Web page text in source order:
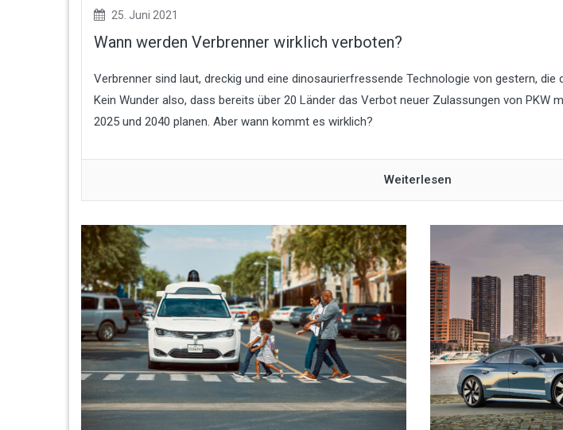
25. Juni 2021
Wann werden Verbrenner wirklich verboten?
Verbrenner sind laut, dreckig und eine dinosaurierfressende Technologie von gestern, die
Kein Wunder also, dass bereits über 20 Länder das Verbot neuer Zulassungen von PKW
2025 und 2040 planen. Aber wann kommt es wirklich?
Weiterlesen